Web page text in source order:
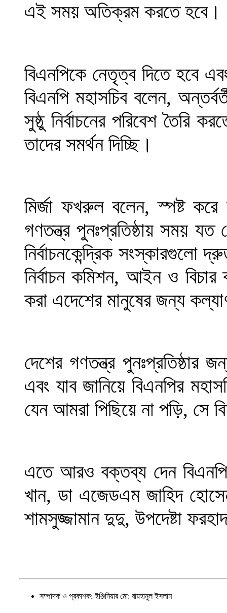
এই সময় অতিক্রম করতে হবে।
বিএনপিকে নেতৃত্ব দিতে হবে
বিএনপি মহাসচিব বলেন,
সুষ্ঠু নির্বাচনের পরিবেশ তৈরি
তাদের সমর্থন দিচ্ছি।
মির্জা ফখরুল বলেন, স্পষ্ট করে
গণতন্ত্র পুনঃপ্রতিষ্ঠায় সময় যত
নির্বাচনকেন্দ্রিক সংস্কারগুলো
নির্বাচন কমিশন, আইন ও বিচার
করা এদেশের মানুষের জন্য
দেশের গণতন্ত্র পুনঃপ্রতিষ্ঠার
এবং যাব জানিয়ে বিএনপির
যেন আমরা পিছিয়ে না পড়ি, সে
এতে আরও বক্তব্য দেন
খান, ডা এজেডএম জাহিদ
শামসুজ্জামান দুদু, উপদেষ্টা
সম্পাদক ও প্রকাশক: ইঞ্জিনিয়ার মো: রায়হানুল ইসলাম